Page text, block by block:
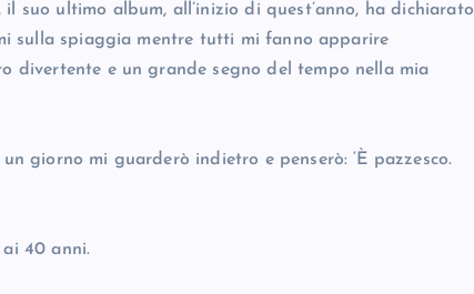
suo ultimo album, all’inizio di quest’anno, ha dichiarato
sulla spiaggia mentre tutti mi fanno apparire
divertente e un grande segno del tempo nella mia
giorno mi guarderò indietro e penserò: ‘È pazzesco.
40 anni.